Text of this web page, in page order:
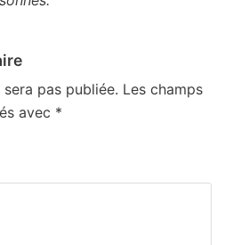
pas publiée. Les champs
avec *